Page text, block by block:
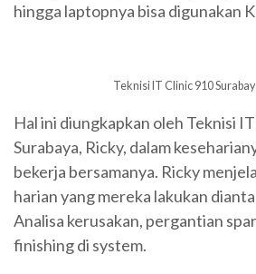
hingga laptopnya bisa digunakan
Teknisi IT Clinic 910
Hal ini diungkapkan oleh Teknisi
Surabaya, Ricky, dalam
bekerja bersamanya. Ricky
harian yang mereka lakukan
Analisa kerusakan, pergantian
finishing di system.